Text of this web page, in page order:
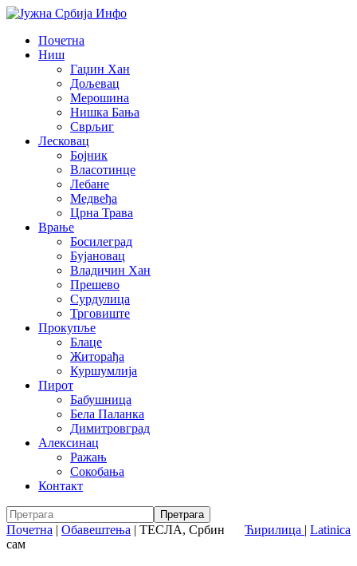
Почетна
Ниш
Гаџин Хан
Дољевац
Мерошина
Нишка Бања
Сврљиг
Лесковац
Бојник
Власотинце
Лебане
Медвеђа
Црна Трава
Врање
Босилеград
Бујановац
Владичин Хан
Прешево
Сурдулица
Трговиште
Прокупље
Блаце
Житорађа
Куршумлија
Пирот
Бабушница
Бела Паланка
Димитровград
Алексинац
Ражањ
Сокобања
Контакт
Ћирилица | Latinica
Почетна | Обавештења | ТЕСЛА, Србин
сам